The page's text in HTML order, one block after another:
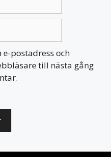
postadress och
till nästa gång